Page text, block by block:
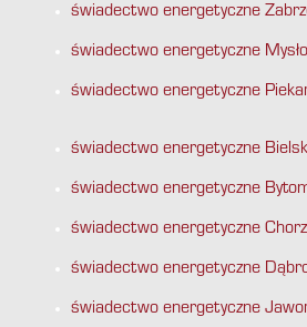
świadectwo energetyczne
świadectwo energetyczne
świadectwo energetyczne
świadectwo energetyczne
świadectwo energetyczne
świadectwo energetyczne
świadectwo energetyczne
świadectwo energetyczne